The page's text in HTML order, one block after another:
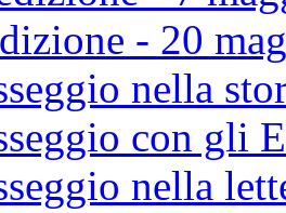
- 20
nella
con gli
nella